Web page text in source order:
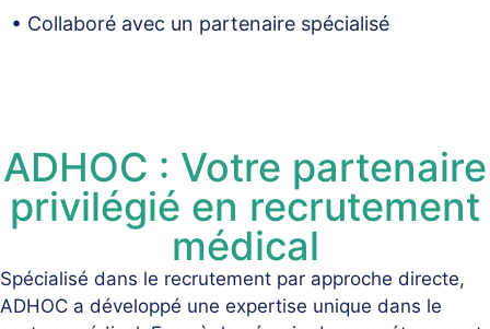
• Collaboré avec un partenaire spécialisé
ADHOC : Votre partenaire
privilégié en recrutement
médical
Spécialisé dans le recrutement par approche directe,
ADHOC a développé une expertise unique dans le